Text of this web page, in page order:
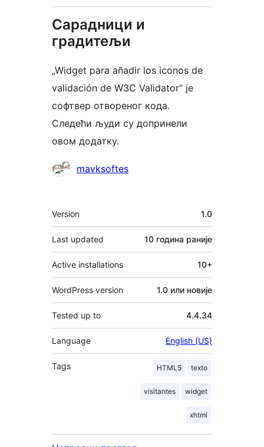
Сарадници и
градитељи
„Widget para añadir los iconos de
validación de W3C Validator“ је
софтвер отвореног кода.
Следећи људи су допринели
овом додатку.
Сараднициmavksoftes
Мета
Version 1.0
Last updated 10 година раније
Active installations 10+
WordPress version 1.0 или новије
Tested up to 4.4.34
Language English (US)
Tags HTML5 texto
visitantes widget
xhtml